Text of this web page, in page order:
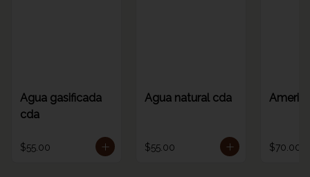
Agua gasificada
cda
$55.00
Agua natural cda
$55.00 $70.00